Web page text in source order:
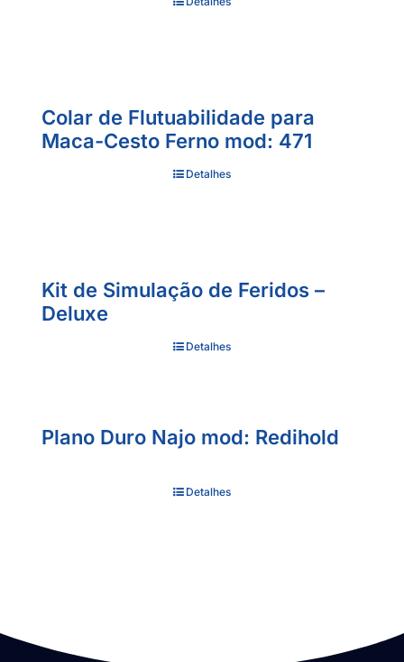
Colar de Flutuabilidade para
Maca-Cesto Ferno mod: 471
Detalhes
Kit de Simulação de Feridos –
Deluxe
Detalhes
Plano Duro Najo mod: Redihold
Detalhes